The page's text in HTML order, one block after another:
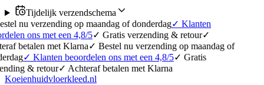
Tijdelijk verzendschema
op maandag of donderdag✓Klanten
een 4,8/5✓Gratis verzending & retour✓
met Klarna ✓Bestel nu verzending op maandag of
beoordelen ons met een 4,8/5✓Gratis
✓ Achteraf betalen met Klarna
Koeienhuidvloerkleed.nl